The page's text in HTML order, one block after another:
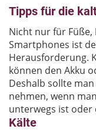
Tipps für die
Nicht nur für
Smartphones ist
Herausforderung.
können den Akku
Deshalb sollte
nehmen, wenn
unterwegs ist oder
Kälte